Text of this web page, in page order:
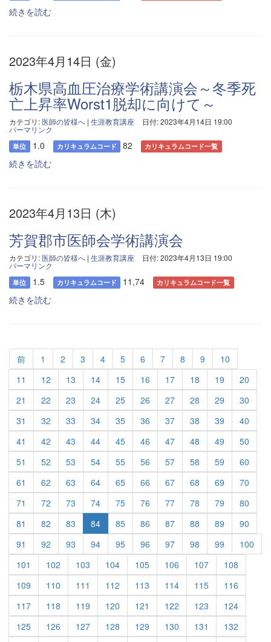
続きを読む
2023年4月14日 (金)
栃木県高血圧治療学術講演会～冬季死
亡上昇率Worst1脱却に向けて～
カテゴリ:医師の皆様へ | 生涯教育講座 日付: 2023年4月14日 19:00
パーマリンク
単位 1.0 カリキュラムコード 82 カリキュラムコード一覧
続きを読む
2023年4月13日 (木)
芳賀郡市医師会学術講演会
カテゴリ:医師の皆様へ | 生涯教育講座 日付: 2023年4月13日 19:00
パーマリンク
単位 1.5 カリキュラムコード 11,74 カリキュラムコード一覧
続きを読む
前 1 2 3 4 5 6 7 8 9
10
11
12 13 14 15 16 17 18 19
20
21
22 23 24 25 26 27 28 29
30
31
32 33 34 35 36 37 38 39
40
41
42 43 44 45 46 47 48 49
50
51
52 53 54 55 56 57 58 59
60
61
62 63 64 65 66 67 68 69
70
71
72 73 74 75 76 77 78 79
80
81
82 83 84 85 86 87 88 89
90
91
92 93 94 95 96 97 98 99
100
101
102 103 104 105 106 107
108
109
110 111 112 113 114 115
116
117
118 119 120 121 122 123
124
125
126 127 128 129 130 131
132